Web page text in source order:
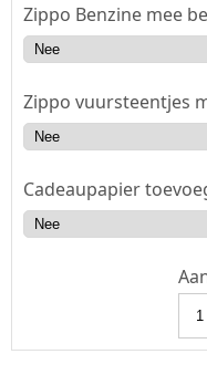
Zippo Benzine mee
Zippo vuursteentjes
Cadeaupapier